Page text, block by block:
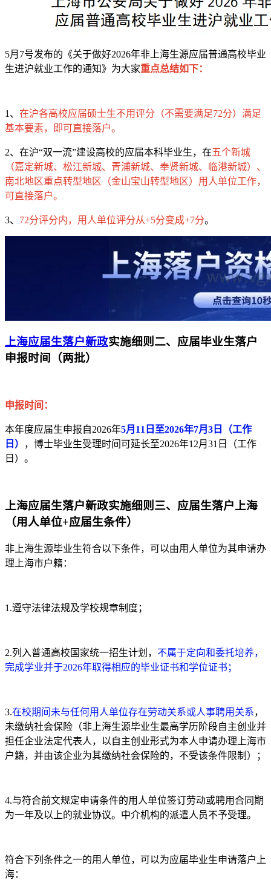
5月7号发布的《关于做好2026年非上海生源应届普通高校毕业
生进沪就业工作的通知》为大家重点总结如下：
1、 在沪各高校应届硕士生不用评分（不需要满足72分）满足
基本要素，即可直接落户。
2、在沪“双一流”建设高校的应届本科毕业生，在五个新城
（嘉定新城、松江新城、青浦新城、奉贤新城、临港新城）、
南北地区重点转型地区（金山宝山转型地区）用人单位工作，
可直接落户。
3、 72分评分内，用人单位评分从+5分变成+7分。
上海应届生落户新政实施细则二、应届毕业生落户
申报时间（两批）
申报时间：
本年度应届生申报自2026年5月11日至2026年7月3日（工作
日）
，博士毕业生受理时间可延长至2026年12月31日（工作
日）。
上海应届生落户新政实施细则三、应届生落户上海
（用人单位+应届生条件）
非上海生源毕业生符合以下条件，可以由用人单位为其申请办
理上海市户籍：
1.遵守法律法规及学校规章制度；
2.列入普通高校国家统一招生计划， 不属于定向和委托培养，
完成学业并于2026年取得相应的毕业证书和学位证书；
3.在校期间未与任何用人单位存在劳动关系或人事聘用关系，
未缴纳社会保险（非上海生源毕业生最高学历阶段自主创业并
担任企业法定代表人，以自主创业形式为本人申请办理上海市
户籍，并由该企业为其缴纳社会保险的，不受该条件限制）；
4.与符合前文规定申请条件的用人单位签订劳动或聘用合同期
为一年及以上的就业协议。中介机构的派遣人员不予受理。
符合下列条件之一的用人单位，可以为应届毕业生申请落户上
海：